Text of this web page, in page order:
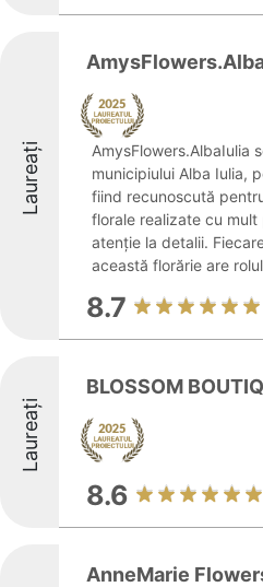
Laureați
AmysFlowers.AlbaIulia
municipiului Alba Iulia,
fiind recunoscută
florale realizate cu mult
atenție la detalii.
această florărie are
8.7
Laureați
BLOSSOM
8.6
AnneMarie